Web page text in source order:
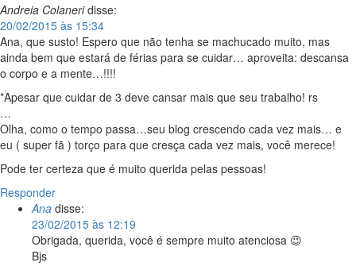
Andreia Colaneri disse:
20/02/2015 às 15:34
Ana, que susto! Espero que não tenha se machucado muito, mas
ainda bem que estará de férias para se cuidar… aproveita: descansa
o corpo e a mente…!!!!
*Apesar que cuidar de 3 deve cansar mais que seu trabalho! rs
…
Olha, como o tempo passa…seu blog crescendo cada vez mais… e
eu ( super fã ) torço para que cresça cada vez mais, você merece!
Pode ter certeza que é muito querida pelas pessoas!
Responder
Ana disse:
23/02/2015 às 12:19
Obrigada, querida, você é sempre muito atenciosa 😉
Bjs